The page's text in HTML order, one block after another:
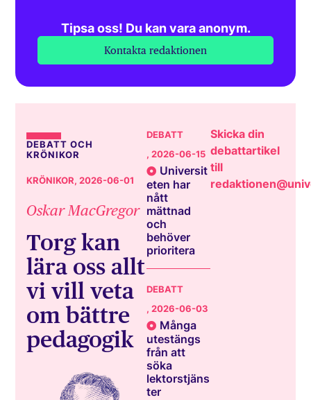
Tipsa oss! Du kan vara anonym.
Kontakta redaktionen
DEBATT OCH
KRÖNIKOR
KRÖNIKOR, 2026-06-01
Oskar MacGregor
Torg kan
lära oss allt
vi vill veta
om bättre
pedagogik
DEBATT
, 2026-06-15
Universit
eten har
nått
mättnad
och
behöver
prioritera
DEBATT
, 2026-06-03
Många
utestängs
från att
söka
lektorstjäns
ter
Skicka din
debattartikel
till